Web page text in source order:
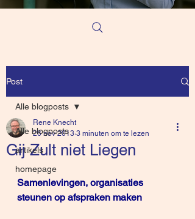
Post
Alle blogposts
artikels
homepage
Alle blogposts
Gij Zult niet Liegen
Rene Knecht
26 nov 2013 3 minuten om te lezen
Samenlevingen, organisaties
steunen op afspraken maken